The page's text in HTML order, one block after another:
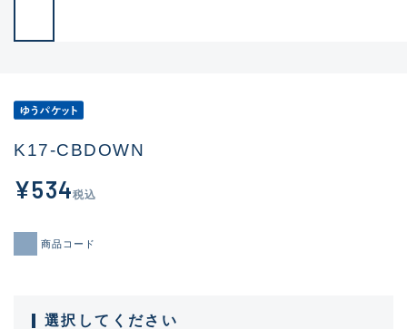
K17-CBDOWN
¥534税込
商品コード
選択してください